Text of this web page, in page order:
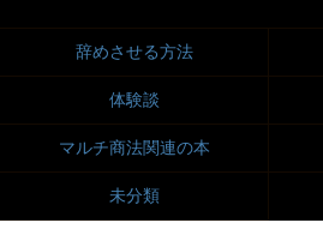
辞めさせる方法
体験談
マルチ商法関連の本
未分類